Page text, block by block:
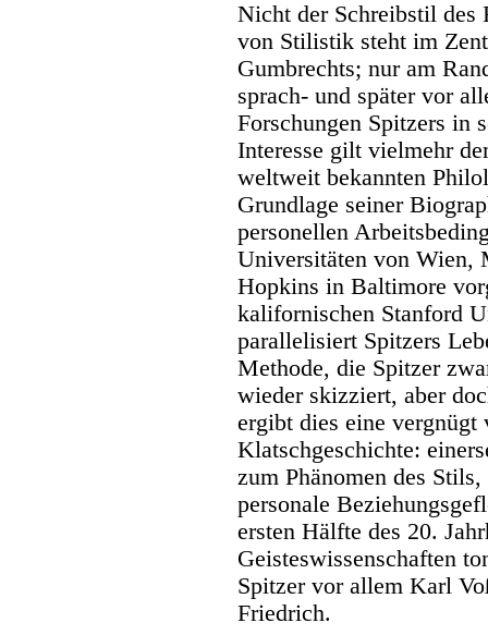
Nicht der Schreibstil des
von Stilistik steht im
Gumbrechts; nur am
sprach- und später vor
Forschungen Spitzers in
Interesse gilt vielmehr
weltweit bekannten
Grundlage seiner
personellen
Universitäten von Wien,
Hopkins in Baltimore
kalifornischen Stanford
parallelisiert Spitzers
Methode, die Spitzer
wieder skizziert, aber
ergibt dies eine vergnügt
Klatschgeschichte:
zum Phänomen des
personale
ersten Hälfte des 20.
Geisteswissenschaften
Spitzer vor allem Karl
Friedrich.